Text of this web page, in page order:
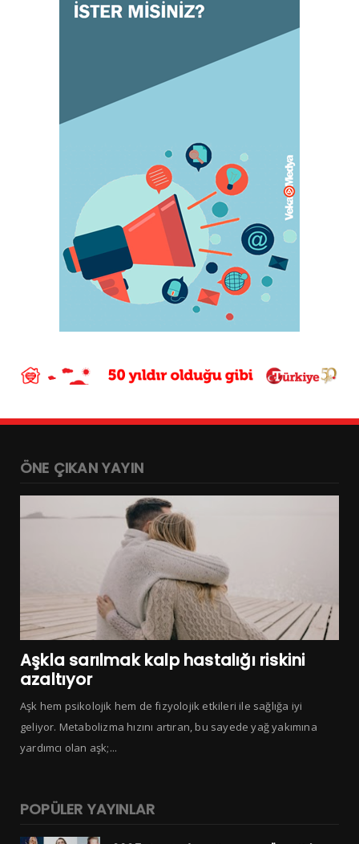
July 31, 2023
Orgazm olan kadınlar daha çabuk hamile
kalıyor
May 05, 2023
ÖNE ÇIKAN YAYIN
Aşkla sarılmak kalp hastalığı riskini
azaltıyor
Aşk hem psikolojik hem de fizyolojik etkileri ile sağlığa iyi
geliyor. Metabolizma hızını artıran, bu sayede yağ yakımına
yardımcı olan aşk;...
POPÜLER YAYINLAR